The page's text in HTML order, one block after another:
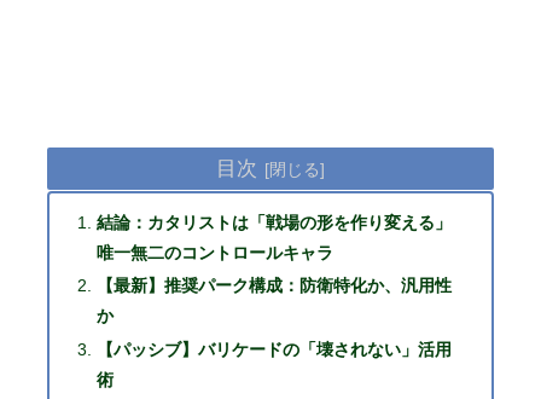
目次
結論：カタリストは「戦場の形を作り変える」
唯一無二のコントロールキャラ
【最新】推奨パーク構成：防衛特化か、汎用性
か
【パッシブ】バリケードの「壊されない」活用
術